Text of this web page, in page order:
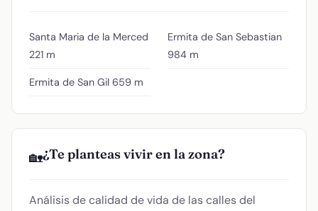
Santa Maria de la Merced
221 m
Ermita de San Gil 659 m
Ermita de San Sebastian
984 m
🏡¿Te planteas vivir en la zona?
Análisis de calidad de vida de las calles del